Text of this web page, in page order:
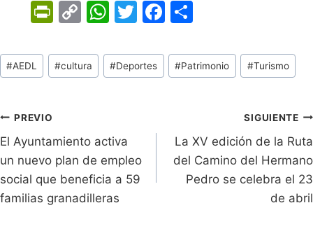
Pr
tF
ri
dl
y
C
p
y
k
W
at
s
p
T
itt
er
F
c
e
o
k
m
p
Tags
de
#AEDL #cultura #Deportes #Patrimonio #Turismo
Navegación
de
entradas
PREVIO
El Ayuntamiento activa
un nuevo plan de empleo
social que beneficia a 59
familias granadilleras
SIGUIENTE
La XV edición de la Ruta
del Camino del Hermano
Pedro se celebra el 23
de abril